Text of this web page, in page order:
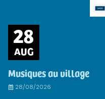
28
AUG
Musiques au village
28/08/2026